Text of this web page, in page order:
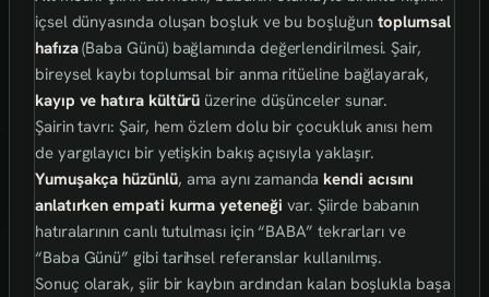
içsel dünyasında oluşan boşluk ve bu boşluğun toplumsal
hafıza(Baba Günü) bağlamında değerlendirilmesi. Şair,
bireysel kaybı toplumsal bir anma ritüeline bağlayarak,
kayıp ve hatıra kültürü üzerine düşünceler sunar.
Şairin tavrı: Şair, hem özlem dolu bir çocukluk anısı hem
de yargılayıcı bir yetişkin bakış açısıyla yaklaşır.
Yumuşakça hüzünlü, ama aynı zamanda kendi acısını
anlatırken empati kurma yeteneği var. Şiirde babanın
hatıralarının canlı tutulması için “BABA” tekrarları ve
“Baba Günü” gibi tarihsel referanslar kullanılmış.
Sonuç olarak, şiir bir kaybın ardından kalan boşlukla başa